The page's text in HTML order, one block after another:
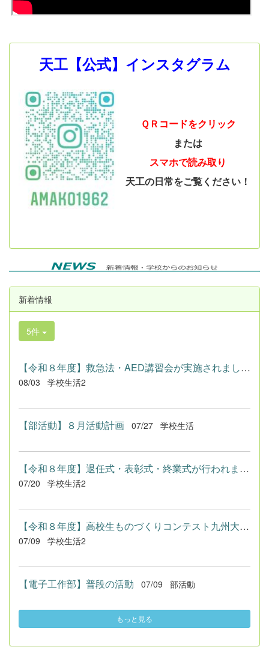
天工【公式】インスタグラム
ＱＲコードをクリック
または
スマホで読み取り
天工の日常をご覧ください！
新着情報
5件
【令和８年度】救急法・AED講習会が実施されました。
08/03 学校生活2
【部活動】８月活動計画 07/27 学校生活
【令和８年度】退任式・表彰式・終業式が行われました。
07/20 学校生活2
【令和８年度】高校生ものづくりコンテスト九州大会 及び 全国高...
07/09 学校生活2
【電子工作部】普段の活動 07/09 部活動
もっと見る